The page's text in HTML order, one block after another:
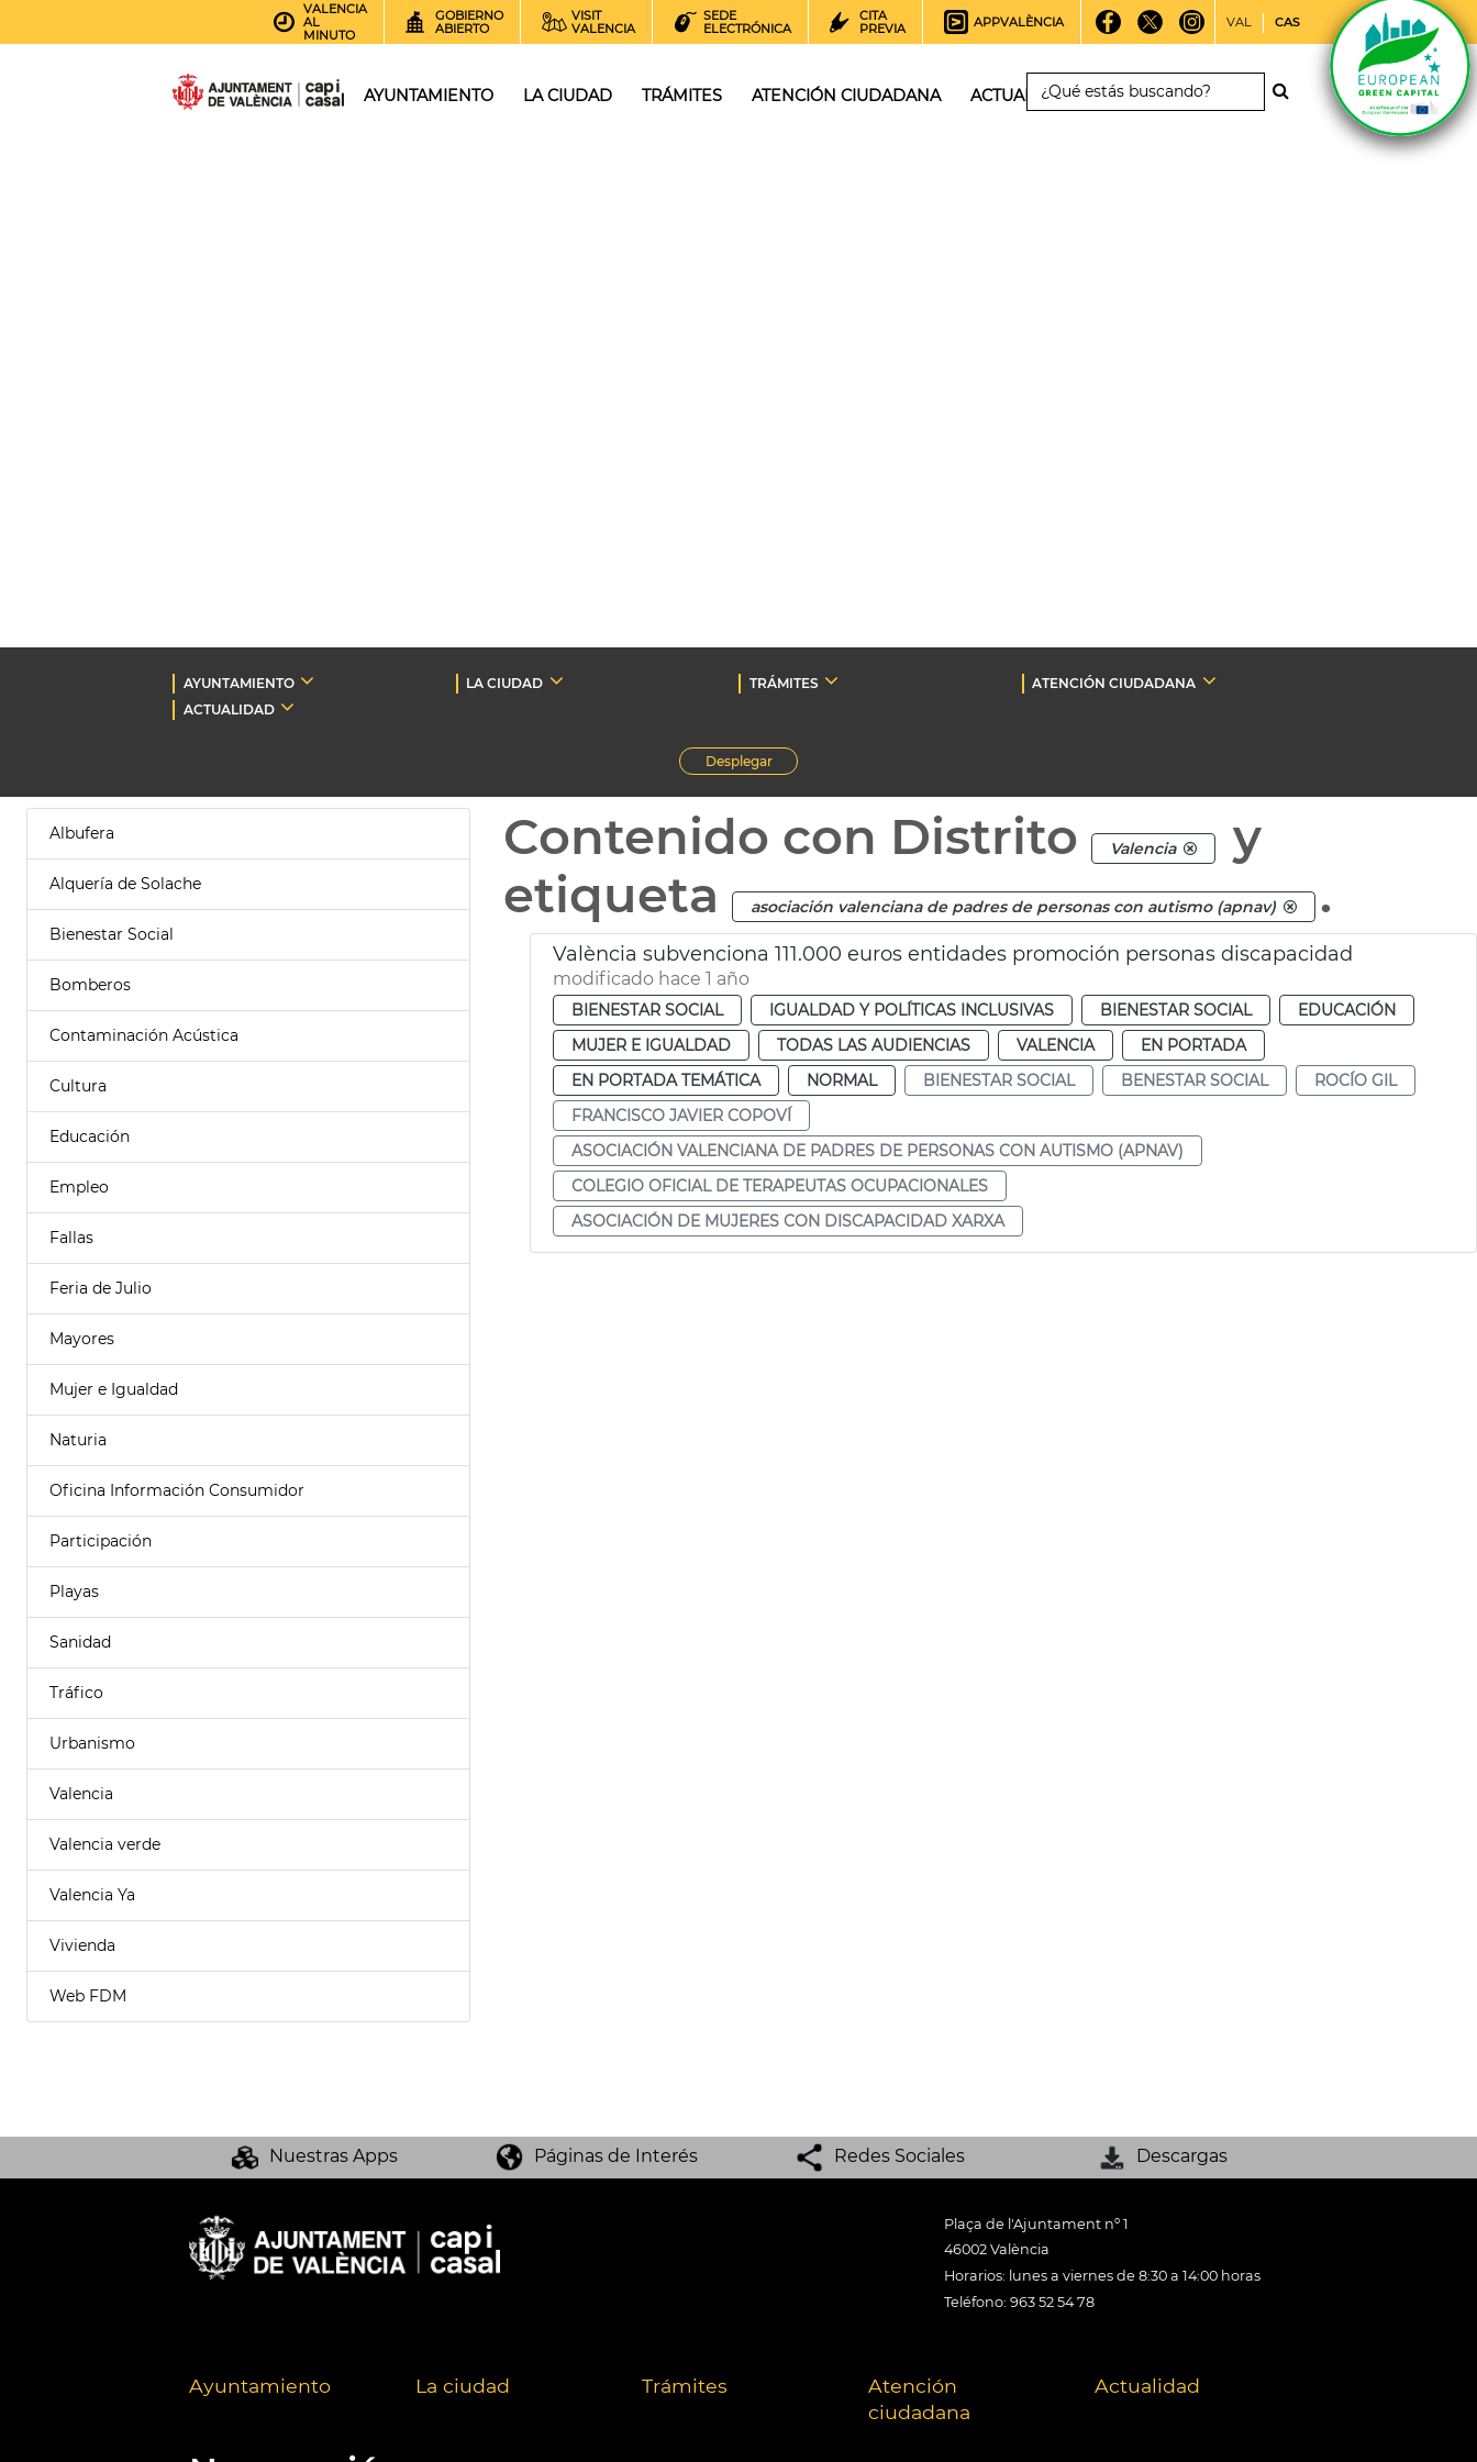
VALENCIA
AL
MINUTO
GOBIERNO
ABIERTO
VISIT
VALENCIA
SEDE
ELECTRÓNICA
CITA
PREVIA
APPVALÈNCIA VAL CAS
AYUNTAMIENTO LA CIUDAD TRÁMITES ATENCIÓN CIUDADANA ACTUALIDAD
AYUNTAMIENTO LA CIUDAD TRÁMITES
ATENCIÓN CIUDADANA
ACTUALIDAD
Desplegar
Albufera
Alquería de Solache
Bienestar Social
Bomberos
Contaminación Acústica
Cultura
Educación
Empleo
Fallas
Feria de Julio
Mayores
Mujer e Igualdad
Naturia
Oficina Información Consumidor
Participación
Playas
Sanidad
Tráfico
Urbanismo
Valencia
Valencia verde
Valencia Ya
Vivienda
Web FDM
Contenido con Distrito Valencia
y
etiqueta
asociación valenciana de padres de personas con autismo (apnav) .
València subvenciona 111.000 euros entidades promoción personas discapacidad
modificado hace 1 año
BIENESTAR SOCIAL IGUALDAD Y POLÍTICAS INCLUSIVAS BIENESTAR SOCIAL
EDUCACIÓN
MUJER E IGUALDAD
TODAS LAS AUDIENCIAS VALENCIA
EN PORTADA
EN PORTADA TEMÁTICA
NORMAL BIENESTAR SOCIAL BENESTAR SOCIAL
ROCÍO GIL
FRANCISCO JAVIER COPOVÍ
ASOCIACIÓN VALENCIANA DE PADRES DE PERSONAS CON AUTISMO (APNAV)
COLEGIO OFICIAL DE TERAPEUTAS OCUPACIONALES
ASOCIACIÓN DE MUJERES CON DISCAPACIDAD XARXA
Nuestras Apps Páginas de Interés Redes Sociales Descargas
Plaça de l'Ajuntament nº 1
46002 València
Horarios: lunes a viernes de 8:30 a 14:00 horas
Teléfono: 963 52 54 78
Ayuntamiento La ciudad Trámites
Atención
ciudadana
Actualidad